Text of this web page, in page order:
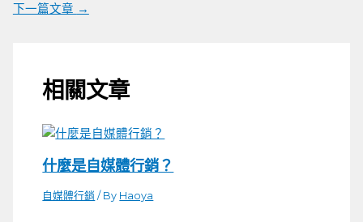
下一篇文章 →
相關文章
什麼是自媒體行銷？
自媒體行銷 / By Haoya